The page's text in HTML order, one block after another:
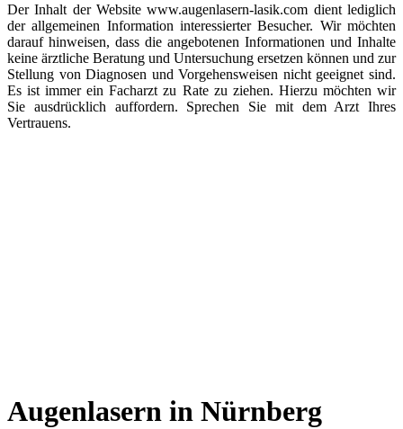
Der Inhalt der Website www.augenlasern-lasik.com dient lediglich
der allgemeinen Information interessierter Besucher. Wir möchten
darauf hinweisen, dass die angebotenen Informationen und Inhalte
keine ärztliche Beratung und Untersuchung ersetzen können und zur
Stellung von Diagnosen und Vorgehensweisen nicht geeignet sind.
Es ist immer ein Facharzt zu Rate zu ziehen. Hierzu möchten wir
Sie ausdrücklich auffordern. Sprechen Sie mit dem Arzt Ihres
Vertrauens.
Augenlasern in Nürnberg